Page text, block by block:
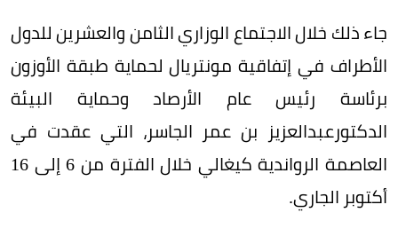
جاء ذلك خلال الاجتماع الوزاري الثامن والعشرين للدول
الأطراف في إتفاقية مونتريال لحماية طبقة الأوزون
برئاسة رئيس عام الأرصاد وحماية البيئة
الدكتورعبدالعزيز بن عمر الجاسر، التي عقدت في
العاصمة الرواندية كيغالي خلال الفترة من 6 إلى 16
أكتوبر الجاري.